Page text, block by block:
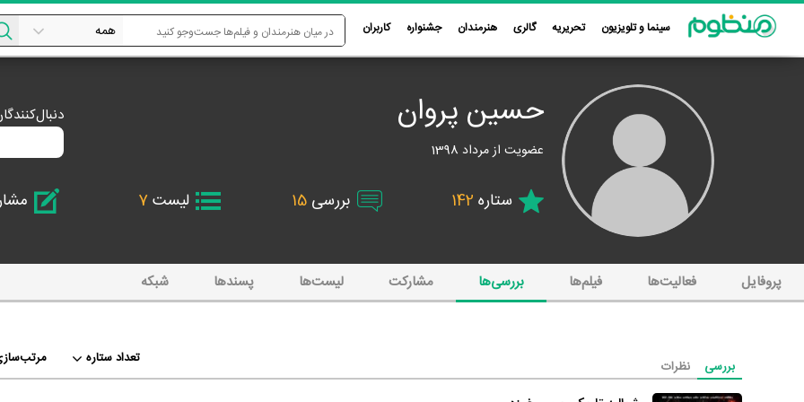
سینما و تلویزیون تحریریه گالری هنرمندان جشنواره کاربران
حسین پروان
عضویت از مرداد 1398
ستاره 142 بررسی 15 لیست7
پروفایل فعالیت‌ها فیلم‌ها بررسی‌ها مشارکت لیست‌ها پسند‌ها شبکه
بررسی نظرات تعداد ستاره